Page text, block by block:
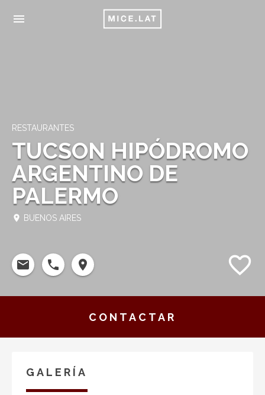
menu
RESTAURANTES
TUCSON HIPÓDROMO
ARGENTINO DE
PALERMO
place BUENOS AIRES
email phone place favorite_border
CONTACTAR
GALERÍA